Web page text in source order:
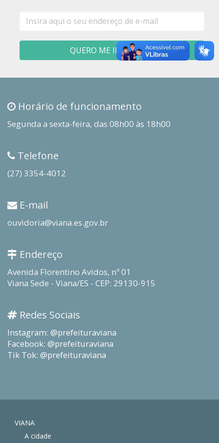
mail
QUERO ME INSCREVER
Horário de funcionamento
Segunda a sexta-feira, das 08h00 às 18h00
Telefone
(27) 3354-4012
E-mail
ouvidoria@viana.es.gov.br
Endereço
Avenida Florentino Avidos, nº 01
Viana Sede - Viana/ES - CEP: 29130-915
Redes Sociais
Instagram: @prefeituraviana
Facebook: @prefeituraviana
Tik Tok: @prefeituraviana
VIANA
A cidade